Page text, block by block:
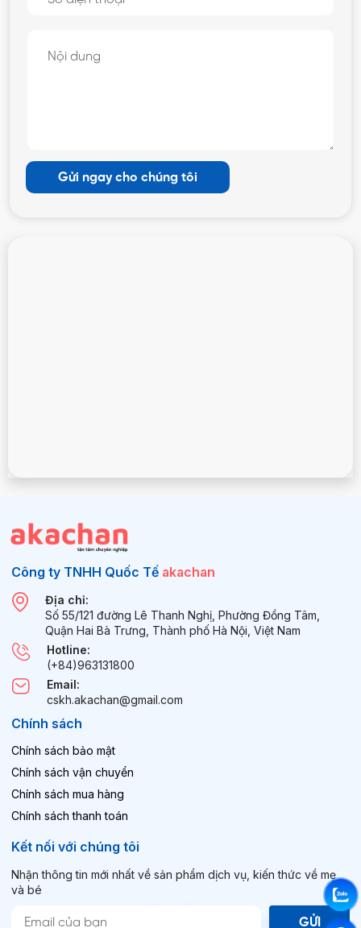
Công ty TNHH Quốc Tế akachan
Địa chỉ:
Số 55/121 đường Lê Thanh Nghị, Phường Đồng Tâm,
Quận Hai Bà Trưng, Thành phố Hà Nội, Việt Nam
Hotline:
(+84)963131800
Email:
cskh.akachan@gmail.com
Chính sách
Chính sách bảo mật
Chính sách vận chuyển
Chính sách mua hàng
Chính sách thanh toán
Kết nối với chúng tôi
Nhận thông tin mới nhất về sản phẩm dịch vụ, kiến thức về mẹ
và bé